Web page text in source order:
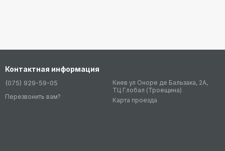
Контактная информация
(075) 929-59-05
Перезвонить вам?
Киев ул Оноре де Бальзака, 2А,
ТЦ Глобал (Троещина)
Карта проезда